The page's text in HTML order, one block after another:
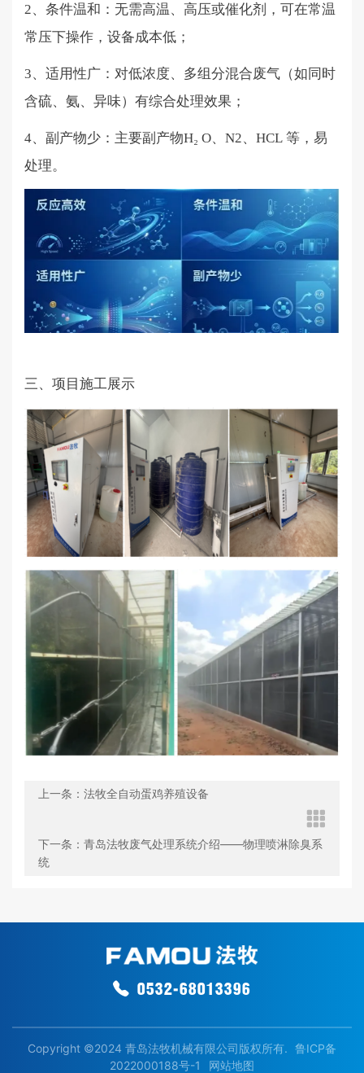
2、条件温和：无需高温、高压或催化剂，可在常温
常压下操作，设备成本低；
3、适用性广：对低浓度、多组分混合废气（如同时
含硫、氨、异味）有综合处理效果；
4、副产物少：主要副产物H₂ O、N2、HCL 等，易
处理。
三、项目施工展示
上一条：法牧全自动蛋鸡养殖设备
下一条：青岛法牧废气处理系统介绍——物理喷淋除臭系
统
0532-68013396
Copyright ©2024 青岛法牧机械有限公司版权所有.
鲁ICP备
2022000188号-1
网站地图